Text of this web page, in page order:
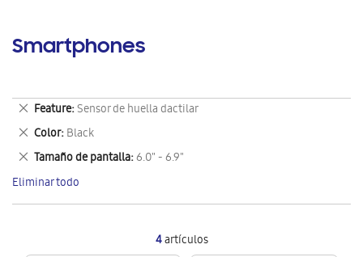
Smartphones
4artículos
Feature Sensor de huella dactilar
Eliminar
este
artículo
Color Black
Eliminar
este
artículo
Tamaño de pantalla 6.0" - 6.9"
Eliminar
este
artículo
Eliminar todo